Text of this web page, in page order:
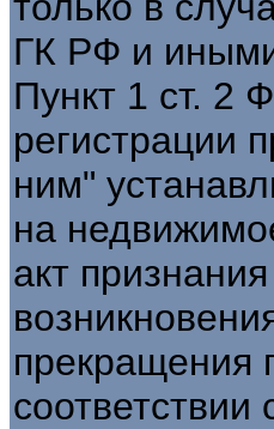
ГК РФ и
Пункт 1 ст. 2
регистрации
ним"
на
акт
прекращения
соответствии